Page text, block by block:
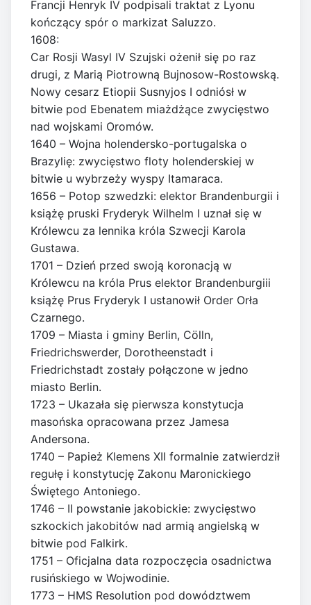
Francji Henryk IV podpisali traktat z Lyonu
kończący spór o markizat Saluzzo.
1608:
Car Rosji Wasyl IV Szujski ożenił się po raz
drugi, z Marią Piotrowną Bujnosow-Rostowską.
Nowy cesarz Etiopii Susnyjos I odniósł w
bitwie pod Ebenatem miażdżące zwycięstwo
nad wojskami Oromów.
1640 – Wojna holendersko-portugalska o
Brazylię: zwycięstwo floty holenderskiej w
bitwie u wybrzeży wyspy Itamaraca.
1656 – Potop szwedzki: elektor Brandenburgii i
książę pruski Fryderyk Wilhelm I uznał się w
Królewcu za lennika króla Szwecji Karola
Gustawa.
1701 – Dzień przed swoją koronacją w
Królewcu na króla Prus elektor Brandenburgiii
książę Prus Fryderyk I ustanowił Order Orła
Czarnego.
1709 – Miasta i gminy Berlin, Cölln,
Friedrichswerder, Dorotheenstadt i
Friedrichstadt zostały połączone w jedno
miasto Berlin.
1723 – Ukazała się pierwsza konstytucja
masońska opracowana przez Jamesa
Andersona.
1740 – Papież Klemens XII formalnie zatwierdził
regułę i konstytucję Zakonu Maronickiego
Świętego Antoniego.
1746 – II powstanie jakobickie: zwycięstwo
szkockich jakobitów nad armią angielską w
bitwie pod Falkirk.
1751 – Oficjalna data rozpoczęcia osadnictwa
rusińskiego w Wojwodinie.
1773 – HMS Resolution pod dowództwem